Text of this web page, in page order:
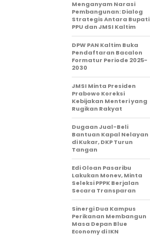
Menganyam Narasi
Pembangunan: Dialog
Strategis Antara Bupati
PPU dan JMSI Kaltim
DPW PAN Kaltim Buka
Pendaftaran Bacalon
Formatur Periode 2025-
2030
JMSI Minta Presiden
Prabowo Koreksi
Kebijakan Menteri yang
Rugikan Rakyat
Dugaan Jual-Beli
Bantuan Kapal Nelayan
di Kukar, DKP Turun
Tangan
Edi Oloan Pasaribu
Lakukan Monev, Minta
Seleksi PPPK Berjalan
Secara Transparan
Sinergi Dua Kampus
Perikanan Membangun
Masa Depan Blue
Economy di IKN